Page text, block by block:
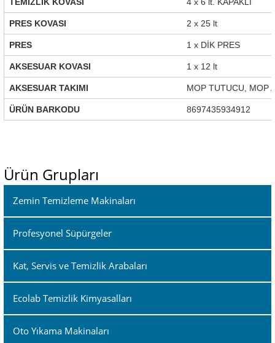
PRES KOVASI 2 x 25 lt
PRES 1 x DİK PRES
AKSESUAR KOVASI 1 x 12 lt
AKSESUAR TAKIMI MOP TUTUCU, MOP
ÜRÜN BARKODU 8697435934912
Ürün Grupları
Zemin Temizleme Makinaları
Profesyonel Süpürgeler
Kat, Servis ve Temizlik Arabaları
Ecolab Temizlik Kimyasalları
Oto Yıkama Makinaları